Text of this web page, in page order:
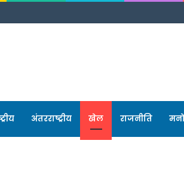
अंतरराष्ट्रीय खेल राजनीति